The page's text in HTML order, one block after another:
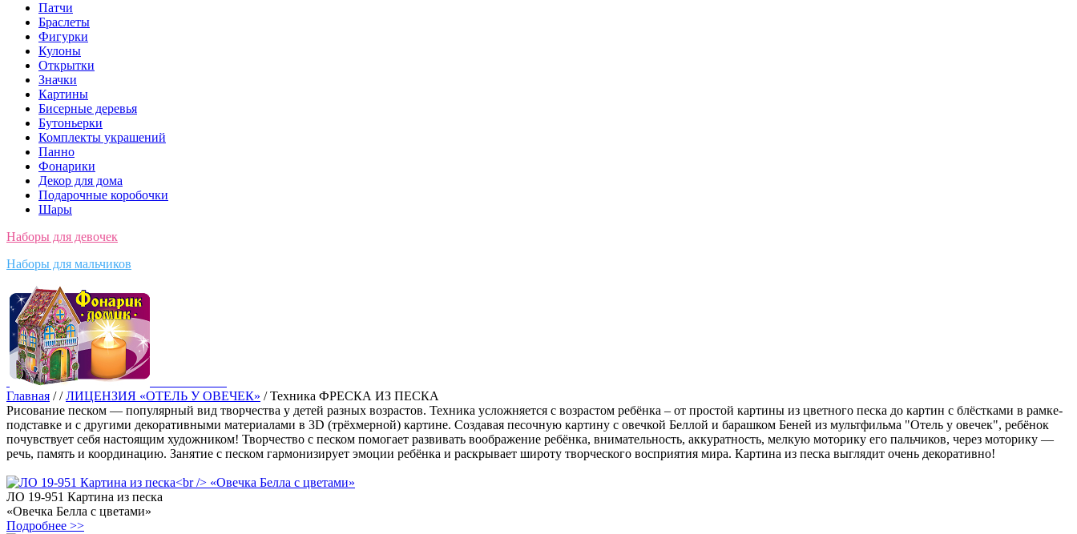
Патчи
Браслеты
Фигурки
Кулоны
Открытки
Значки
Картины
Бисерные деревья
Бутоньерки
Комплекты украшений
Панно
Фонарики
Декор для дома
Подарочные коробочки
Шары
Наборы для девочек
Наборы для мальчиков
Главная //ЛИЦЕНЗИЯ «ОТЕЛЬ У ОВЕЧЕК» / Техника ФРЕСКА ИЗ ПЕСКА
Рисование песком — популярный вид творчества у детей разных возрастов. Техника усложняется с возрастом ребёнка – от простой картины из цветного песка до картин с блёстками в рамке-
подставке и с другими декоративными материалами в 3D (трёхмерной) картине. Создавая песочную картину с овечкой Беллой и барашком Беней из мультфильма "Отель у овечек", ребёнок
почувствует себя настоящим художником! Творчество с песком помогает развивать воображение ребёнка, внимательность, аккуратность, мелкую моторику его пальчиков, через моторику —
речь, память и координацию. Занятие с песком гармонизирует эмоции ребёнка и раскрывает широту творческого восприятия мира. Картина из песка выглядит очень декоративно!
ЛО 19-951 Картина из песка
«Овечка Белла с цветами»
Подробнее >>